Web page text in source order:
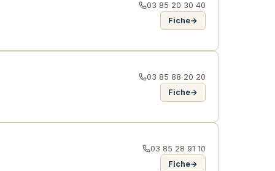
03 85 20 30 40
Fiche→
03 85 88 20 20
Fiche→
03 85 28 91 10
Fiche→